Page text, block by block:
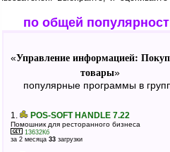
по общей
«Управление информацией:
товары»
популярные программы в
1. POS-SOFT HANDLE 7.22
Помошник для ресторанного бизнеса
13632Кб
за 2 месяца 33 загрузки